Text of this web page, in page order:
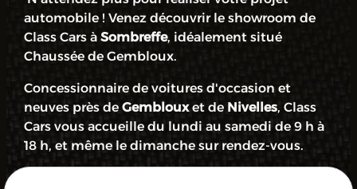
automobile ! Venez découvrir le showroom de
Class Cars à Sombreffe, idéalement situé
Chaussée de Gembloux.
Concessionnaire de voitures d'occasion et
neuves près de Gemblouxet de Nivelles, Class
Cars vous accueille du lundi au samedi de 9 h à
18 h, et même le dimanche sur rendez-vous.